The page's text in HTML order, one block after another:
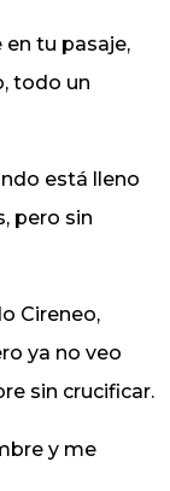
en tu pasaje,
todo un
está lleno
pero sin
Cireneo,
ya no veo
sin crucificar.
y me